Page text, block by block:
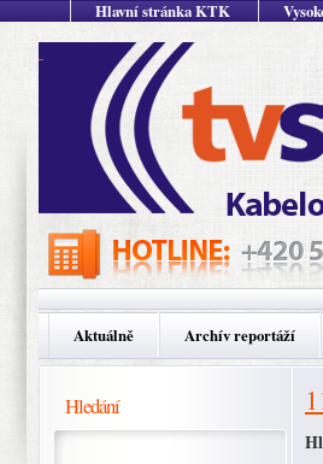
Hlavní stránka KTK
Aktuálně Archív reportáží
Hledání